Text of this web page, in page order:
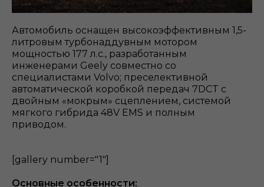
Автомобиль оснащен высокоэффективным 1,5-
литровым турбонаддувным мотором
мощностью 177 л.с., разработанным
инженерами Geely совместно со
специалистами Volvo; преселективной
автоматической коробкой передач 7DCT с
двойным «мокрым» сцеплением, системой
мягкого гибрида 48V EMS и полным
приводом.
[gallery number="1"]
Основные особенности: